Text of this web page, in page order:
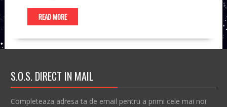
READ MORE
S.O.S. DIRECT IN MAIL
Completeaza adresa ta de email pentru a primi cele mai noi